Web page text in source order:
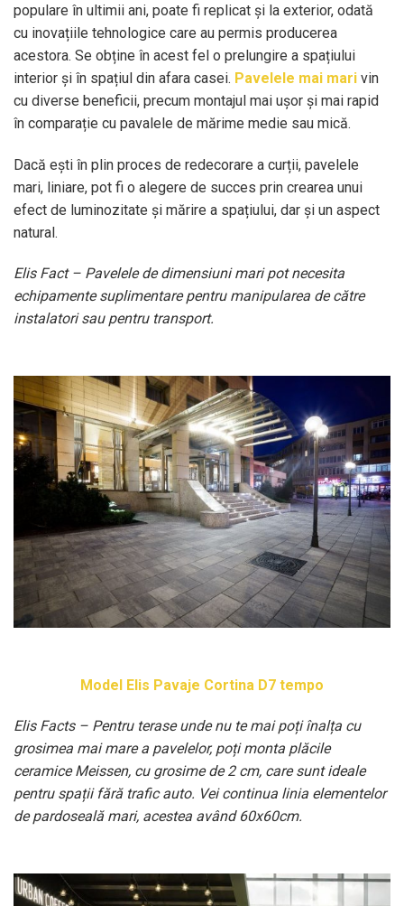
populare în ultimii ani, poate fi replicat și la exterior, odată
cu inovațiile tehnologice care au permis producerea
acestora. Se obține în acest fel o prelungire a spațiului
interior și în spațiul din afara casei. Pavelele mai mari vin
cu diverse beneficii, precum montajul mai ușor și mai rapid
în comparație cu pavalele de mărime medie sau mică.
Dacă ești în plin proces de redecorare a curții, pavelele
mari, liniare, pot fi o alegere de succes prin crearea unui
efect de luminozitate și mărire a spațiului, dar și un aspect
natural.
Elis Fact – Pavelele de dimensiuni mari pot necesita
echipamente suplimentare pentru manipularea de către
instalatori sau pentru transport.
Model Elis Pavaje Cortina D7 tempo
Elis Facts – Pentru terase unde nu te mai poți înalța cu
grosimea mai mare a pavelelor, poți monta plăcile
ceramice Meissen, cu grosime de 2 cm, care sunt ideale
pentru spații fără trafic auto. Vei continua linia elementelor
de pardoseală mari, acestea având 60x60cm.